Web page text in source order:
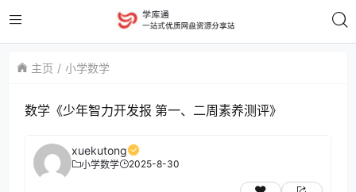
主页 小学数学
数学《少年智力开发报 第一、二周素养测评》
xuekutong
小学数学 2025-8-30